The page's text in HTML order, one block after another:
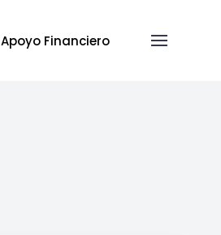
Apoyo Financiero